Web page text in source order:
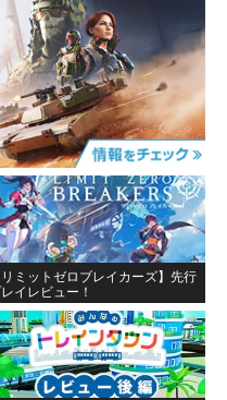
リミットゼロブレイカーズ】先行
イレビュー！